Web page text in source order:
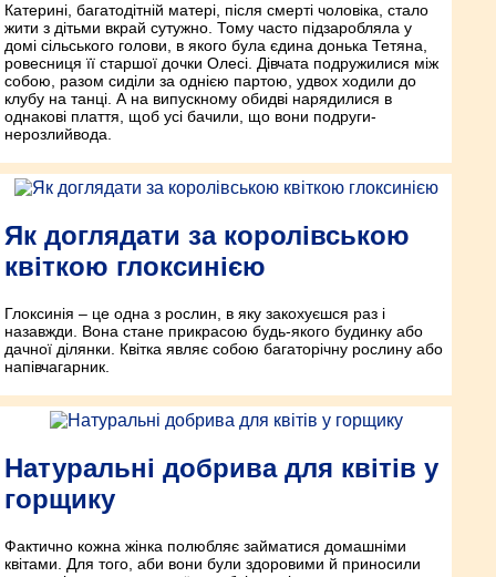
Катерині, багатодітній матері, після смерті чоловіка, стало
жити з дітьми вкрай сутужно. Тому часто підзаробляла у
домі сільського голови, в якого була єдина донька Тетяна,
ровесниця її старшої дочки Олесі. Дівчата подружилися між
собою, разом сиділи за однією партою, удвох ходили до
клубу на танці. А на випускному обидві нарядилися в
однакові плаття, щоб усі бачили, що вони подруги-
нерозлийвода.
Як доглядати за королівською
квіткою глоксинією
Глоксинія – це одна з рослин, в яку закохуєшся раз і
назавжди. Вона стане прикрасою будь-якого будинку або
дачної ділянки. Квітка являє собою багаторічну рослину або
напівчагарник.
Натуральні добрива для квітів у
горщику
Фактично кожна жінка полюбляє займатися домашніми
квітами. Для того, аби вони були здоровими й приносили